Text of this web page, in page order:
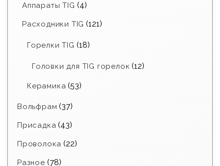
Аппараты TIG (4)
Расходники TIG (121)
Горелки TIG (18)
Головки для TIG горелок (12)
Керамика (53)
Вольфрам (37)
Присадка (43)
Проволока (22)
Разное (78)